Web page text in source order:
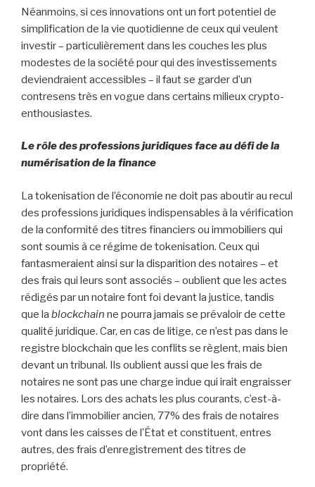
Néanmoins, si ces innovations ont un fort potentiel de
simplification de la vie quotidienne de ceux qui veulent
investir – particulièrement dans les couches les plus
modestes de la société pour qui des investissements
deviendraient accessibles – il faut se garder d’un
contresens très en vogue dans certains milieux crypto-
enthousiastes.
Le rôle des professions juridiques face au défi de la
numérisation de la finance
La tokenisation de l’économie ne doit pas aboutir au recul
des professions juridiques indispensables à la vérification
de la conformité des titres financiers ou immobiliers qui
sont soumis à ce régime de tokenisation. Ceux qui
fantasmeraient ainsi sur la disparition des notaires – et
des frais qui leurs sont associés – oublient que les actes
rédigés par un notaire font foi devant la justice, tandis
que la blockchain ne pourra jamais se prévaloir de cette
qualité juridique. Car, en cas de litige, ce n’est pas dans le
registre blockchain que les conflits se règlent, mais bien
devant un tribunal. Ils oublient aussi que les frais de
notaires ne sont pas une charge indue qui irait engraisser
les notaires. Lors des achats les plus courants, c’est-à-
dire dans l’immobilier ancien, 77% des frais de notaires
vont dans les caisses de l’État et constituent, entres
autres, des frais d’enregistrement des titres de
propriété.